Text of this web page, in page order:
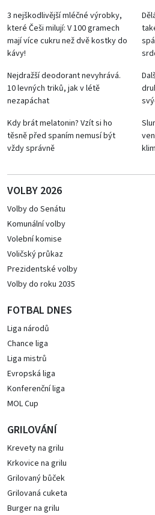
3 nejškodlivější mléčné výrobky,
které Češi milují: V 100 gramech
mají více cukru než dvě kostky do
kávy!
Nejdražší deodorant nevyhrává.
10 levných triků, jak v létě
nezapáchat
Kdy brát melatonin? Vzít si ho
těsně před spaním nemusí být
vždy správně
VOLBY 2026
Volby do Senátu
Komunální volby
Volební komise
Voličský průkaz
Prezidentské volby
Volby do roku 2035
FOTBAL DNES
Liga národů
Chance liga
Liga mistrů
Evropská liga
Konferenční liga
MOL Cup
GRILOVÁNÍ
Krevety na grilu
Krkovice na grilu
Grilovaný bůček
Grilovaná cuketa
Burger na grilu